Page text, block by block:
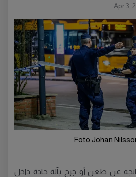
Apr 3,
Foto Johan
عن طعن أو جرح بآلة حادة داخل